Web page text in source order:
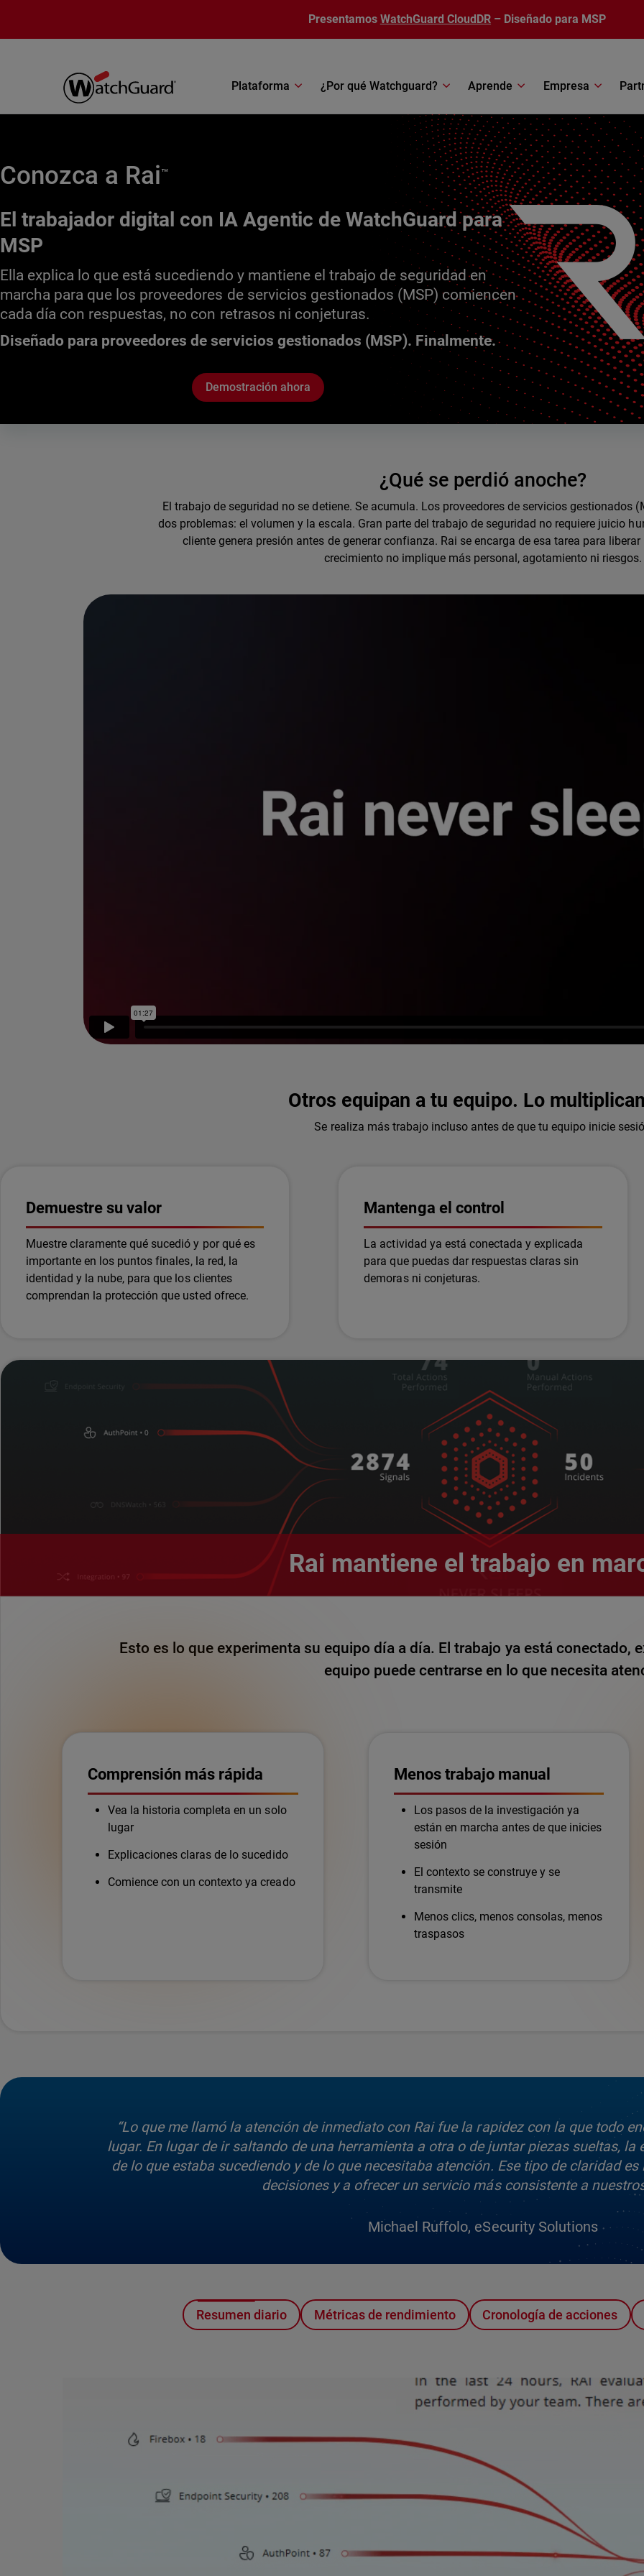
Presentamos WatchGuard CloudDR – Diseñado para MSP
Plataforma ¿Por qué Watchguard? Aprende Empresa
Conozca a Rai™
El trabajador digital con IA Agentic de WatchGuard para
MSP
Ella explica lo que está sucediendo y mantiene el trabajo de seguridad en
marcha para que los proveedores de servicios gestionados (MSP) comiencen
cada día con respuestas, no con retrasos ni conjeturas.
Diseñado para proveedores de servicios gestionados (MSP). Finalmente.
Demostración ahora
¿Qué se perdió anoche?
El trabajo de seguridad no se detiene. Se acumula. Los proveedores de servicios gestionados
dos problemas: el volumen y la escala. Gran parte del trabajo de seguridad no requiere juicio
cliente genera presión antes de generar confianza. Rai se encarga de esa tarea para
crecimiento no implique más personal, agotamiento ni riesgos.
Otros equipan a tu equipo. Lo
Se realiza más trabajo incluso antes de que tu equipo inicie
Demuestre su valor
Muestre claramente qué sucedió y por qué es
importante en los puntos finales, la red, la
identidad y la nube, para que los clientes
comprendan la protección que usted ofrece.
Mantenga el control
La actividad ya está conectada y explicada
para que puedas dar respuestas claras sin
demoras ni conjeturas.
Rai mantiene el trabajo en
Esto es lo que experimenta su equipo día a día. El trabajo ya está conectado,
equipo puede centrarse en lo que necesita
Comprensión más rápida
Vea la historia completa en un solo
lugar
Explicaciones claras de lo sucedido
Comience con un contexto ya creado
Menos trabajo manual
Los pasos de la investigación ya
están en marcha antes de que inicies
sesión
El contexto se construye y se
transmite
Menos clics, menos consolas, menos
traspasos
“Lo que me llamó la atención de inmediato con Rai fue la rapidez con la que todo
lugar. En lugar de ir saltando de una herramienta a otra o de juntar piezas sueltas,
de lo que estaba sucediendo y de lo que necesitaba atención. Ese tipo de claridad
decisiones y a ofrecer un servicio más consistente a
Michael Ruffolo, eSecurity Solutions
Resumen diario Métricas de rendimiento Cronología de acciones